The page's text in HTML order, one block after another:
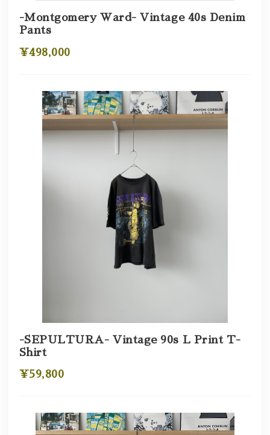
-Montgomery Ward- Vintage 40s Denim
Pants
¥498,000
-SEPULTURA- Vintage 90s L Print T-
Shirt
¥59,800